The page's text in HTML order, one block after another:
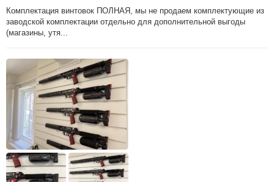
Комплектация винтовок ПОЛНАЯ, мы не продаем комплектующие из
заводской комплектации отдельно для дополнительной выгоды
(магазины, утя...